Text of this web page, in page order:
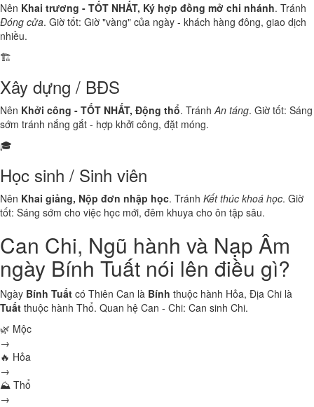
Nên Khai trương - TỐT NHẤT, Ký hợp đồng mở chi nhánh. Tránh
Đóng cửa. Giờ tốt: Giờ "vàng" của ngày - khách hàng đông, giao dịch
nhiều.
🏗️
Xây dựng / BĐS
Nên Khởi công - TỐT NHẤT, Động thổ. TránhAn táng. Giờ tốt: Sáng
sớm tránh nắng gắt - hợp khởi công, đặt móng.
🎓
Học sinh / Sinh viên
Nên Khai giảng, Nộp đơn nhập học. Tránh Kết thúc khoá học. Giờ
tốt: Sáng sớm cho việc học mới, đêm khuya cho ôn tập sâu.
Can Chi, Ngũ hành và Nạp Âm
ngày Bính Tuất nói lên điều gì?
Ngày Bính Tuất có Thiên Can là Bính thuộc hành Hỏa, Địa Chi là
Tuất thuộc hành Thổ. Quan hệ Can - Chi: Can sinh Chi.
🌿 Mộc
→
🔥 Hỏa
→
⛰ Thổ
→